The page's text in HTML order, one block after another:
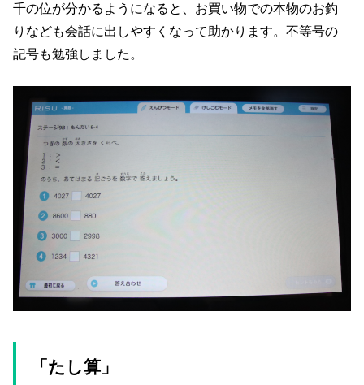
千の位が分かるようになると、お買い物での本物のお釣
りなども会話に出しやすくなって助かります。不等号の
記号も勉強しました。
「たし算」